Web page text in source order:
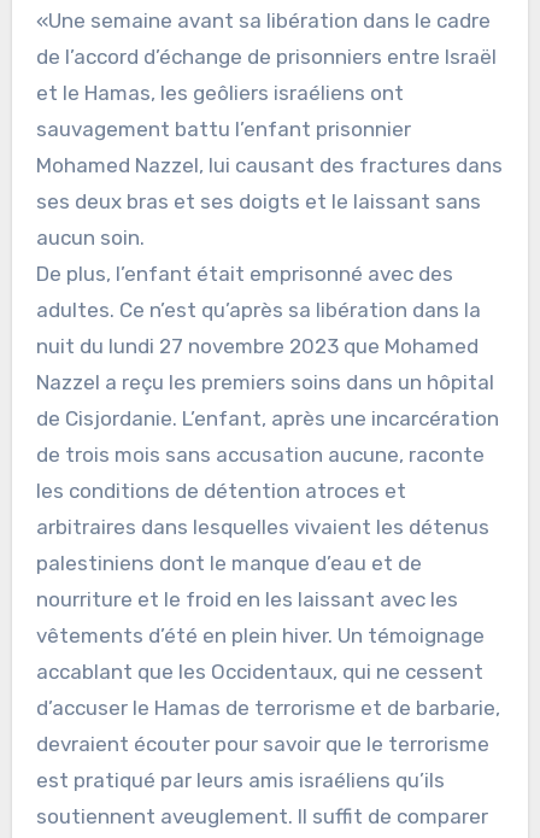
«Une semaine avant sa libération dans le cadre
de l’accord d’échange de prisonniers entre Israël
et le Hamas, les geôliers israéliens ont
sauvagement battu l’enfant prisonnier
Mohamed Nazzel, lui causant des fractures dans
ses deux bras et ses doigts et le laissant sans
aucun soin.
De plus, l’enfant était emprisonné avec des
adultes. Ce n’est qu’après sa libération dans la
nuit du lundi 27 novembre 2023 que Mohamed
Nazzel a reçu les premiers soins dans un hôpital
de Cisjordanie. L’enfant, après une incarcération
de trois mois sans accusation aucune, raconte
les conditions de détention atroces et
arbitraires dans lesquelles vivaient les détenus
palestiniens dont le manque d’eau et de
nourriture et le froid en les laissant avec les
vêtements d’été en plein hiver. Un témoignage
accablant que les Occidentaux, qui ne cessent
d’accuser le Hamas de terrorisme et de barbarie,
devraient écouter pour savoir que le terrorisme
est pratiqué par leurs amis israéliens qu’ils
soutiennent aveuglement. Il suffit de comparer